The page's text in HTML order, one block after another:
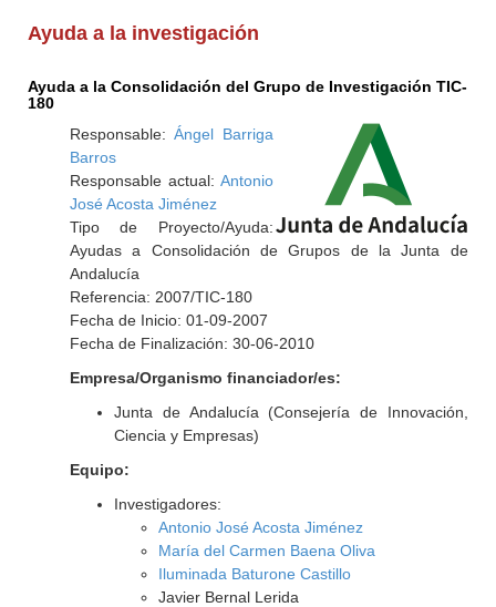
Ayuda a la investigación
Ayuda a la Consolidación del Grupo de Investigación TIC-
180
Responsable:Ángel Barriga
Barros
Responsable actual: Antonio
José Acosta Jiménez
Tipo de Proyecto/Ayuda:
Ayudas a Consolidación de Grupos de la Junta de
Andalucía
Referencia: 2007/TIC-180
Fecha de Inicio: 01-09-2007
Fecha de Finalización: 30-06-2010
Empresa/Organismo financiador/es:
Junta de Andalucía (Consejería de Innovación,
Ciencia y Empresas)
Equipo:
Investigadores:
Antonio José Acosta Jiménez
María del Carmen Baena Oliva
Iluminada Baturone Castillo
Javier Bernal Lerida